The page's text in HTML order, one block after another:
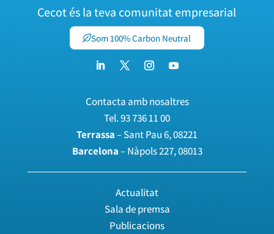
Cecot és la teva comunitat empresarial
Som 100% Carbon Neutral
Contacta amb nosaltres
Tel.93 736 11 00
Terrassa– Sant Pau 6, 08221
Barcelona– Nàpols 227, 08013
Actualitat
Sala de premsa
Publicacions